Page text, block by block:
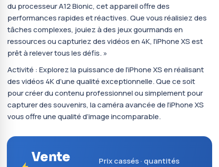
du processeur A12 Bionic, cet appareil offre des
performances rapides et réactives. Que vous réalisiez des
tâches complexes, jouiez à des jeux gourmands en
ressources ou capturiez des vidéos en 4K, l’iPhone XS est
prêt à relever tous les défis. »
Activité : Explorez la puissance de l’iPhone XS en réalisant
des vidéos 4K d’une qualité exceptionnelle. Que ce soit
pour créer du contenu professionnel ou simplement pour
capturer des souvenirs, la caméra avancée de l’iPhone XS
vous offre une qualité d’image incomparable.
Vente
Prix cassés · quantités